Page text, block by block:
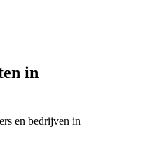
in
en bedrijven in